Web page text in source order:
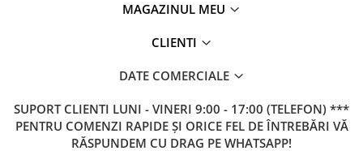
MAGAZINUL MEU
CLIENTI
DATE COMERCIALE
SUPORT CLIENTI LUNI - VINERI 9:00 - 17:00 (TELEFON) ***
PENTRU COMENZI RAPIDE ȘI ORICE FEL DE ÎNTREBĂRI VĂ
RĂSPUNDEM CU DRAG PE WHATSAPP!